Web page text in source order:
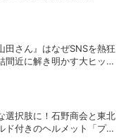
田さん』はなぜSNSを熱狂
間近に解き明かす大ヒット
選択肢に！石野商会と東北
ド付きのヘルメット「プロ